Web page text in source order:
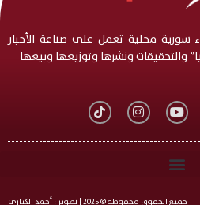
سورية محلية تعمل على صناعة الأخبار
والتحقيقات ونشرها وتوزيعها وبيعها
جميع الحقوق محفوظة © 2025 | تطوير : أحمد الكياري